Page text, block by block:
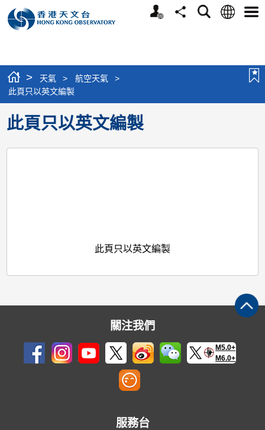
個
分
搜
語
選
> 天氣 > 航空天氣
>
此頁只以英文編製
此頁只以英文編製
此頁只以英文編製
關注我們
M5.0+
M6.0+
服務台